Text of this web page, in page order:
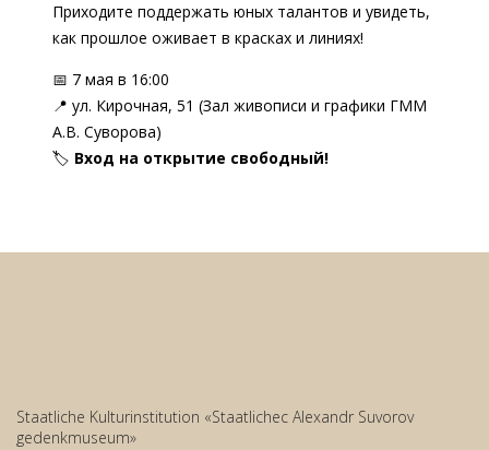
Приходите поддержать юных талантов и увидеть,
как прошлое оживает в красках и линиях!
📅 7 мая в 16:00
📍 ул. Кирочная, 51 (Зал живописи и графики ГММ
А.В. Суворова)
🏷 Вход на открытие свободный!
Staatliche Kulturinstitution «Staatlichec Alexandr Suvorov
gedenkmuseum»